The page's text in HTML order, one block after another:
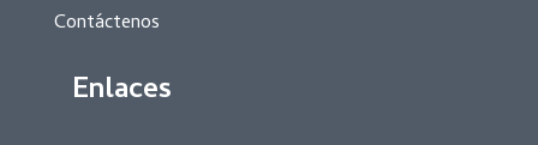
Contáctenos
Enlaces